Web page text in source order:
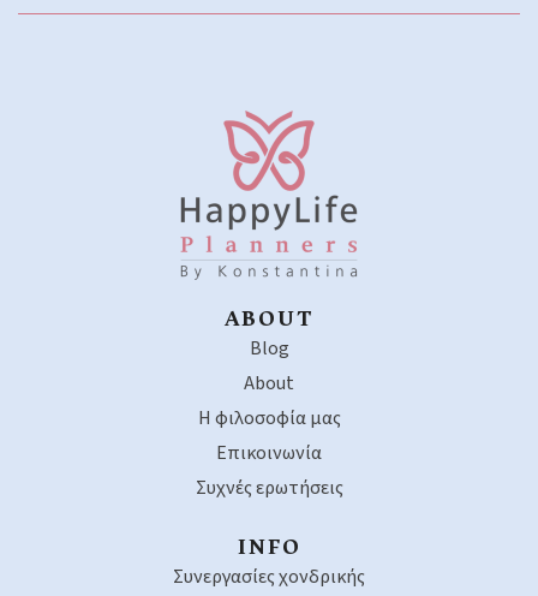
ABOUT
Blog
About
Η φιλοσοφία μας
Επικοινωνία
Συχνές ερωτήσεις
INFO
Συνεργασίες χονδρικής